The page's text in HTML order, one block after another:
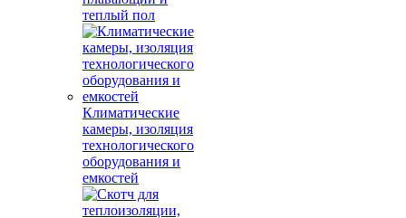
теплый пол
Климатические
камеры, изоляция
технологического
оборудования и
емкостей